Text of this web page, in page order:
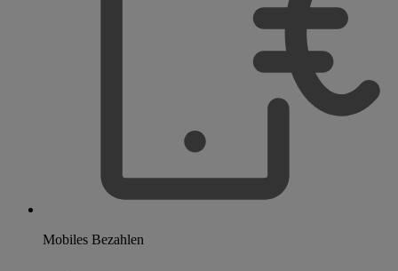
Mobiles Bezahlen